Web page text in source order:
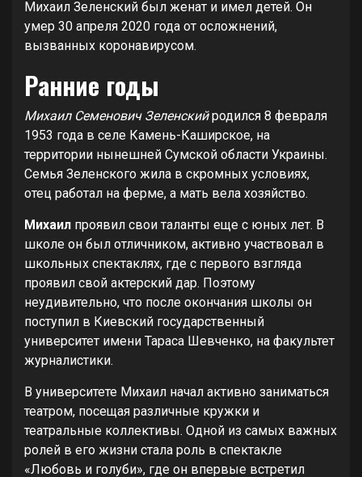
Михаил Зеленский был женат и имел детей. Он
умер 30 апреля 2020 года от осложнений,
вызванных коронавирусом.
Ранние годы
Михаил Семенович Зеленскийродился 8 февраля
1953 года в селе Камень-Каширское, на
территории нынешней Сумской области Украины.
Семья Зеленского жила в скромных условиях,
отец работал на ферме, а мать вела хозяйство.
Михаил проявил свои таланты еще с юных лет. В
школе он был отличником, активно участвовал в
школьных спектаклях, где с первого взгляда
проявил свой актерский дар. Поэтому
неудивительно, что после окончания школы он
поступил в Киевский государственный
университет имени Тараса Шевченко, на факультет
журналистики.
В университете Михаил начал активно заниматься
театром, посещая различные кружки и
театральные коллективы. Одной из самых важных
ролей в его жизни стала роль в спектакле
«Любовь и голуби», где он впервые встретил